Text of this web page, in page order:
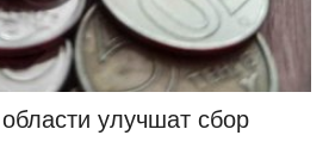
улучшат сбор